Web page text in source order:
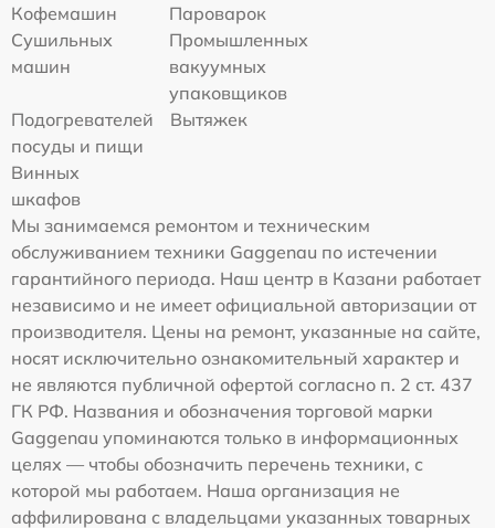
Кофемашин
Пароварок
Сушильных
машин
Промышленных
вакуумных
упаковщиков
Подогревателей
посуды и пищи
Вытяжек
Винных
шкафов
Мы занимаемся ремонтом и техническим
обслуживанием техники Gaggenau по истечении
гарантийного периода. Наш центр в Казани работает
независимо и не имеет официальной авторизации от
производителя. Цены на ремонт, указанные на сайте,
носят исключительно ознакомительный характер и
не являются публичной офертой согласно п. 2 ст. 437
ГК РФ. Названия и обозначения торговой марки
Gaggenau упоминаются только в информационных
целях — чтобы обозначить перечень техники, с
которой мы работаем. Наша организация не
аффилирована с владельцами указанных товарных